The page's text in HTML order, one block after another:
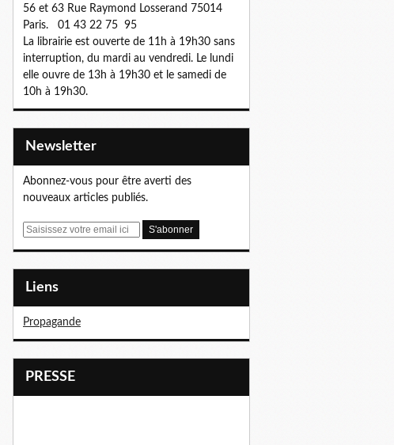
56 et 63 Rue Raymond Losserand 75014
Paris. 01 43 22 75 95
La librairie est ouverte de 11h à 19h30 sans
interruption, du mardi au vendredi. Le lundi
elle ouvre de 13h à 19h30 et le samedi de
10h à 19h30.
Newsletter
Abonnez-vous pour être averti des
nouveaux articles publiés.
E
Liens
Propagande
PRESSE